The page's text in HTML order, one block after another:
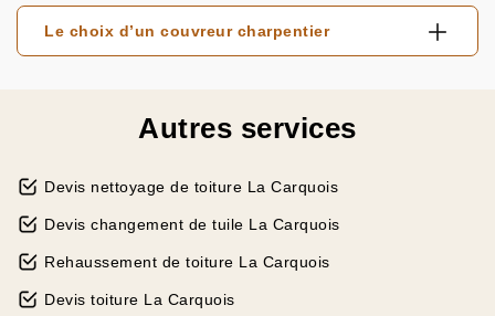
Le choix d’un couvreur charpentier
Autres services
Devis nettoyage de toiture La Carquois
Devis changement de tuile La Carquois
Rehaussement de toiture La Carquois
Devis toiture La Carquois